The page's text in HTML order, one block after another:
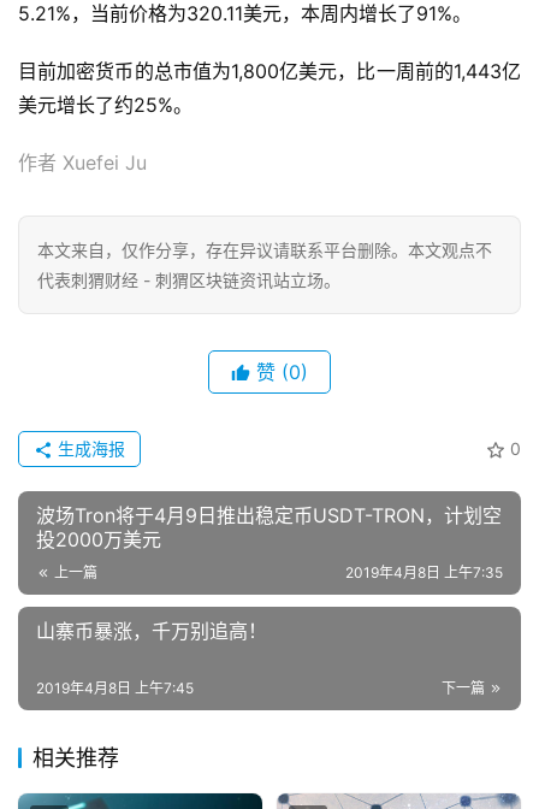
5.21%，当前价格为320.11美元，本周内增长了91%。
目前加密货币的总市值为1,800亿美元，比一周前的1,443亿
美元增长了约25%。
作者 Xuefei Ju
本文来自 ，仅作分享，存在异议请联系平台删除。本文观点不
代表刺猬财经 - 刺猬区块链资讯站立场。
赞 (0)
0
生成海报
波场Tron将于4月9日推出稳定币USDT-TRON，计划空
投2000万美元
上一篇 2019年4月8日 上午7:35
山寨币暴涨，千万别追高！
下一篇
2019年4月8日 上午7:45
相关推荐